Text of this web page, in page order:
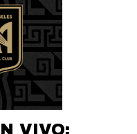
VIVO: